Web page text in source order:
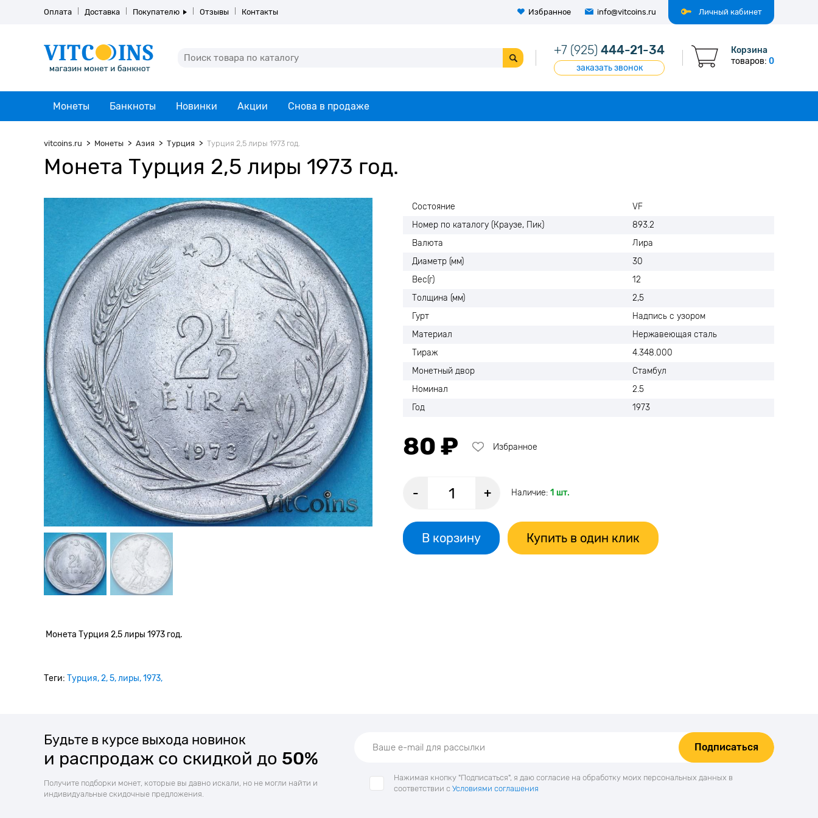
Личный кабинет
Оплата Доставка Покупателю Отзывы Контакты Избранное info@vitcoins.ru
+7 (925) 444-21-34
заказать звонок
Корзина
товаров: 0
Монеты Банкноты Новинки Акции Снова в продаже
vitcoins.ru Монеты Азия Турция Турция 2,5 лиры 1973 год.
Монета Турция 2,5 лиры 1973 год.
Состояние
VF
Номер по каталогу (Краузе, Пик)
893.2
Валюта
Лира
Диаметр (мм)
30
Вес(г)
12
Толщина (мм)
2,5
Гурт
Надпись с узором
Материал
Нержавеющая сталь
Тираж
4.348.000
Монетный двор
Стамбул
Номинал
2.5
Год
1973
80 ₽ Избранное
- + Наличие: 1 шт.
В корзину Купить в один клик
Монета Турция 2,5 лиры 1973 год.
Теги: Турция 2 5 лиры 1973
Будьте в курсе выхода новинок
и распродаж со скидкой до 50%
Получите подборки монет, которые вы давно искали, но не могли найти и
индивидуальные скидочные предложения.
Подписаться
Нажимая кнопку "Подписаться", я даю согласие на обработку моих персональных данных в
соответствии с Условиями соглашения